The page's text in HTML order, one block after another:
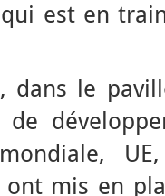
est en
dans le
de
ont mis en